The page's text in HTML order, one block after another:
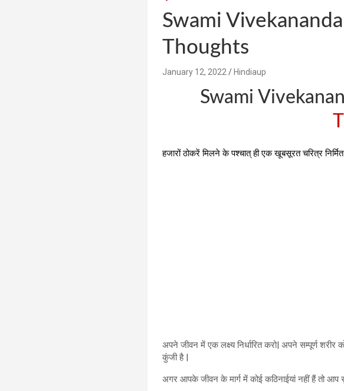
Swami
Thoughts
January 12, 2022 Hindiaup
Swami
हजारों ठोकरें मिलने के पश्चात् ही एक खूबसूरत चरित्र निर्मित
अपने जीवन में एक लक्ष्य निर्धारित करो| अपने सम्पूर्ण
कुंजी है |
अगर आपके जीवन के मार्ग में कोई कठिनाईयां नहीं हैं तो